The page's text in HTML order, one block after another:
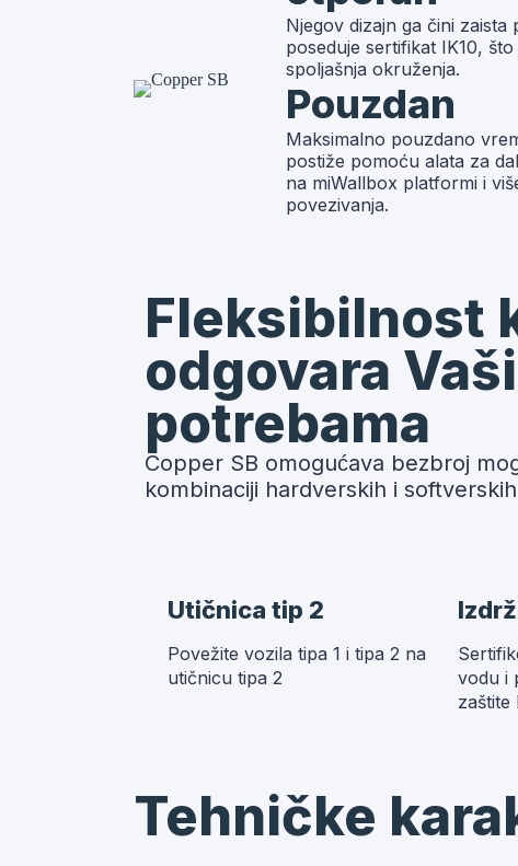
Njegov dizajn ga čini zaista
poseduje sertifikat IK10,
spoljašnja okruženja.
Pouzdan
Maksimalno pouzdano
postiže pomoću alata za
na miWallbox platformi i
povezivanja.
Fleksibilnost
odgovara
potrebama
Copper SB omogućava bezbroj
kombinaciji hardverskih i
Utičnica tip 2
Povežite vozila tipa 1 i tipa 2 na
utičnicu tipa 2
vodu i
zaštite
Tehničke